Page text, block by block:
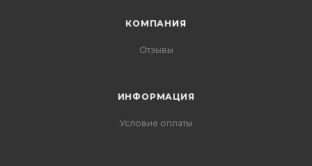
КОМПАНИЯ
Отзывы
ИНФОРМАЦИЯ
Условие оплаты